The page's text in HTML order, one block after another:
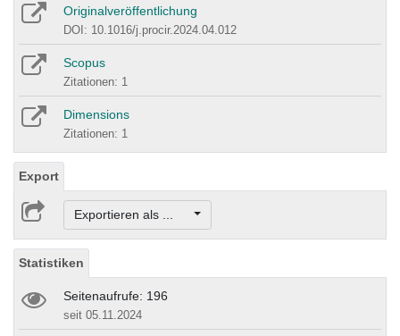
Originalveröffentlichung
DOI: 10.1016/j.procir.2024.04.012
Scopus
Zitationen: 1
Dimensions
Zitationen: 1
Export
Exportieren als ...
Statistiken
Seitenaufrufe: 196
seit 05.11.2024